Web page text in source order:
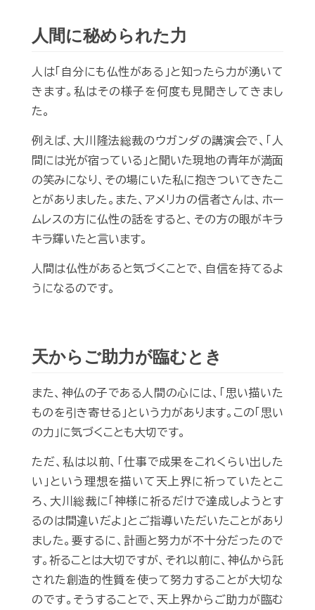
人間に秘められた力
人は「自分にも仏性がある」と知ったら力が湧いて
きます。私はその様子を何度も見聞きしてきまし
た。
例えば、大川隆法総裁のウガンダの講演会で、「人
間には光が宿っている」と聞いた現地の青年が満面
の笑みになり、その場にいた私に抱きついてきたこ
とがありました。また、アメリカの信者さんは、ホー
ムレスの方に仏性の話をすると、その方の眼がキラ
キラ輝いたと言います。
人間は仏性があると気づくことで、自信を持てるよ
うになるのです。
天からご助力が臨むとき
また、神仏の子である人間の心には、「思い描いた
ものを引き寄せる」という力があります。この「思い
の力」に気づくことも大切です。
ただ、私は以前、「仕事で成果をこれくらい出した
い」という理想を描いて天上界に祈っていたとこ
ろ、大川総裁に「神様に祈るだけで達成しようとす
るのは間違いだよ」とご指導いただいたことがあり
ました。要するに、計画と努力が不十分だったので
す。祈ることは大切ですが、それ以前に、神仏から託
された創造的性質を使って努力することが大切な
のです。そうすることで、天上界からご助力が臨む